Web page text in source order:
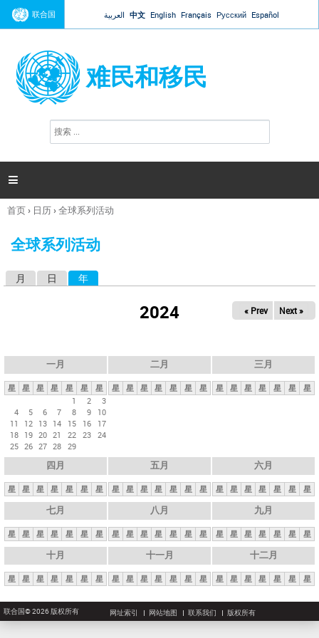
Jump to navigation
联合国 العربية 中文 English Français Русский Español
难民和移民
搜
索

你
这
首页› 日历›全球系列活动
全球系列活动
月 日 年
2024 « Prev Next »
一月
星 星 星 星 星 星
星
1
2
3
4
5 6 7 8 9
10
11
12 13 14 15 16
17
18 19 20 21 22 23 24
25 26 27 28 29
二月
星 星 星 星 星 星 星
三月
星 星 星 星 星 星 星
四月
星 星 星 星 星 星 星
五月
星 星 星 星 星 星 星
六月
星 星 星 星 星 星 星
七月
星 星 星 星 星 星 星
八月
星 星 星 星 星 星 星
九月
星 星 星 星 星 星 星
十月
星 星 星 星 星 星 星
十一月
星 星 星 星 星 星 星
十二月
星 星 星 星 星 星 星
联合国© 2026 版权所有 网址索引 网站地图 联系我们 版权所有